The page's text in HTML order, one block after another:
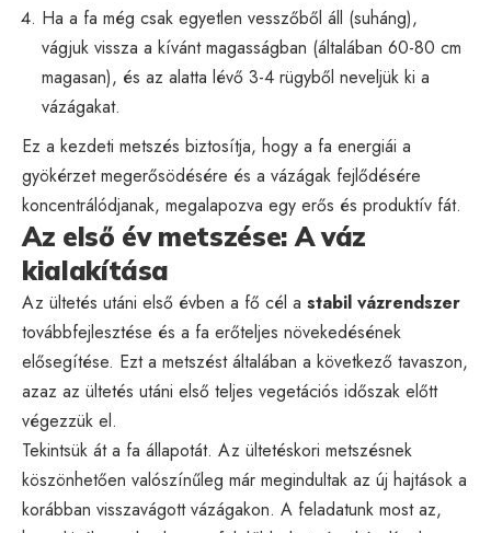
Ha a fa még csak egyetlen vesszőből áll (suháng),
vágjuk vissza a kívánt magasságban (általában 60-80 cm
magasan), és az alatta lévő 3-4 rügyből neveljük ki a
vázágakat.
Ez a kezdeti metszés biztosítja, hogy a fa energiái a
gyökérzet megerősödésére és a vázágak fejlődésére
koncentrálódjanak, megalapozva egy erős és produktív fát.
Az első év metszése: A váz
kialakítása
Az ültetés utáni első évben a fő cél a stabil vázrendszer
továbbfejlesztése és a fa erőteljes növekedésének
elősegítése. Ezt a metszést általában a következő tavaszon,
azaz az ültetés utáni első teljes vegetációs időszak előtt
végezzük el.
Tekintsük át a fa állapotát. Az ültetéskori metszésnek
köszönhetően valószínűleg már megindultak az új hajtások a
korábban visszavágott vázágakon. A feladatunk most az,